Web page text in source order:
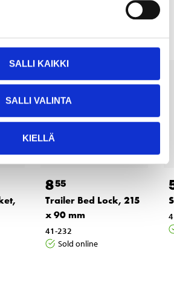
SALLI KAIKKI
SALLI VALINTA
KIELLÄ
also bought
855
Trailer Bed Lock, 215
x 90 mm
41-232
Sold online